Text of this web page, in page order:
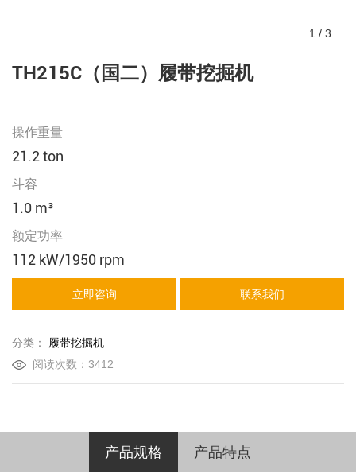
TH215C（国二）履带挖掘机
操作重量
21.2 ton
斗容
1.0 m³
额定功率
112 kW/1950 rpm
立即咨询 联系我们
分类：
履带挖掘机
阅读次数：3412
1 / 3
产品规格 产品特点